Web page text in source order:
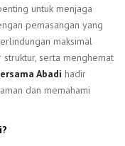
untuk menjaga
pemasangan yang
maksimal
serta menghemat
Abadi hadir
dan memahami